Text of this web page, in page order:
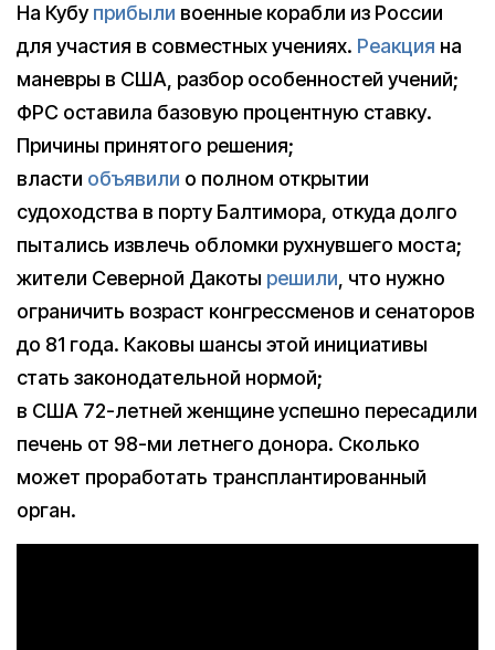
На Кубуприбыли военные корабли из России
для участия в совместных учениях. Реакция на
маневры в США, разбор особенностей учений;
ФРС оставила базовую процентную ставку.
Причины принятого решения;
власти объявили о полном открытии
судоходства в порту Балтимора, откуда долго
пытались извлечь обломки рухнувшего моста;
жители Северной Дакоты решили, что нужно
ограничить возраст конгрессменов и сенаторов
до 81 года. Каковы шансы этой инициативы
стать законодательной нормой;
в США 72-летней женщине успешно пересадили
печень от 98-ми летнего донора. Сколько
может проработать трансплантированный
орган.